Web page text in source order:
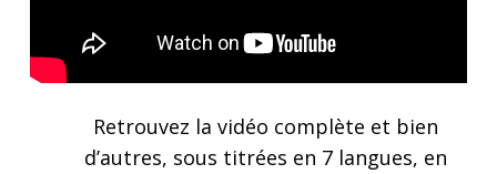
Retrouvez la vidéo complète et bien
d’autres, sous titrées en 7 langues, en